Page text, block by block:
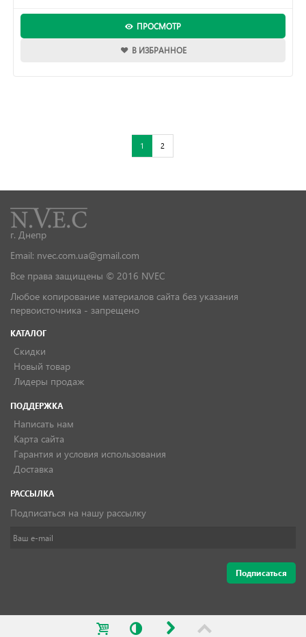
ПРОСМОТР
В ИЗБРАННОЕ
1 2
г. Днепр
Email: nvec.com.ua@gmail.com
Все права защищены © 2016 NVEC
Любое копирование материалов сайта без указания
первоисточника - запрещено
КАТАЛОГ
Скидки
Новый товар
Лидеры продаж
ПОДДЕРЖКА
Написать нам
Карта сайта
Гарантия и условия использования
Доставка
РАССЫЛКА
Подписаться на нашу рассылку